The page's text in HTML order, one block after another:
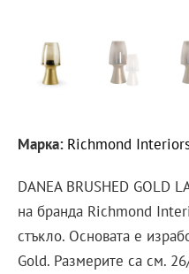
Марка: Richmond
DANEA BRUSHED GOLD
на бранда Richmond
стъкло. Основата е
Gold. Размерите са см.